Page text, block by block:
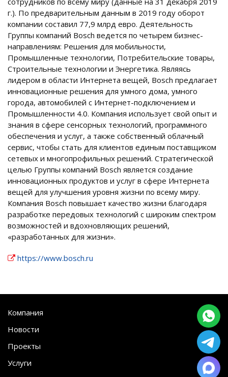
г.). По предварительным данным в 2019 году оборот
компании составил 77,9 млрд евро. Деятельность
Группы компаний Bosch ведется по четырем бизнес-
направлениям: Решения для мобильности,
Промышленные технологии, Потребительские товары,
Строительные технологии и Энергетика. Являясь
лидером в области Интернета вещей, Bosch предлагает
инновационные решения для умного дома, умного
города, автомобилей с Интернет-подключением и
Промышленности 4.0. Компания использует свой опыт и
знания в сфере сенсорных технологий, программного
обеспечения и услуг, а также собственный облачный
сервис, чтобы стать для клиентов единым поставщиком
сетевых и многопрофильных решений. Стратегической
целью Группы компаний Bosch является создание
инновационных продуктов и услуг в сфере Интернета
вещей для улучшения уровня жизни по всему миру.
Компания Bosch повышает качество жизни благодаря
разработке передовых технологий с широким спектром
возможностей и вдохновляющих решений,
«разработанных для жизни».
https://www.bosch.ru
Компания
Новости
Проекты
Услуги